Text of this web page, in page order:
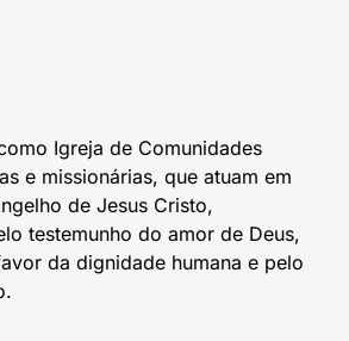
Igreja de Comunidades
e missionárias, que atuam em
de Jesus Cristo,
testemunho do amor de Deus,
da dignidade humana e pelo